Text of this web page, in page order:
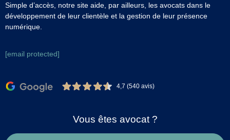
Simple d’accès, notre site aide, par ailleurs, les avocats dans le
développement de leur clientèle et la gestion de leur présence
numérique.
[email protected]
4,7 (540 avis)
Vous êtes avocat ?